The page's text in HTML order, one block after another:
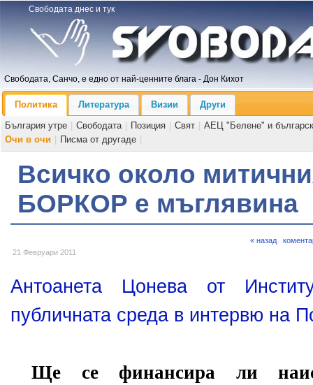
Свободата днес и тук
Свободата, Санчо, е едно от най-ценните блага - Дон Кихот
Политика Литература Визии
Други
България утре
Свободата Позиция Свят
АЕЦ "Белене" и
Очи в очи
Писма от другаде
Всичко около
БОРКОР е мъглявина
21 Февруари 2011
« назад
Антоанета Цонева от
публичната среда в интервю на
Ще се финансира ли